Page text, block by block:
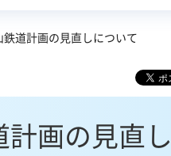
鉄道計画の見直しについて
画の見直